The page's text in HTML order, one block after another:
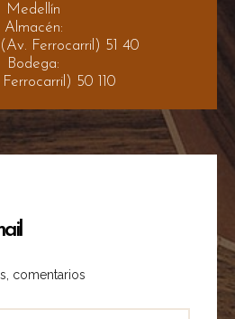
Medellín
Almacén:
Ferrocarril) 51 40
Bodega:
50 110
comentarios